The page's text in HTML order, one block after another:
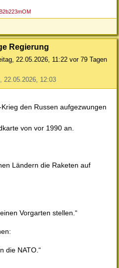
Regierung
22.05.2026, 11:22 vor 79 Tagen
22.05.2026, 12:03
den Russen aufgezwungen
von vor 1990 an.
Ländern die Raketen auf
Vorgarten stellen.“
die NATO.“